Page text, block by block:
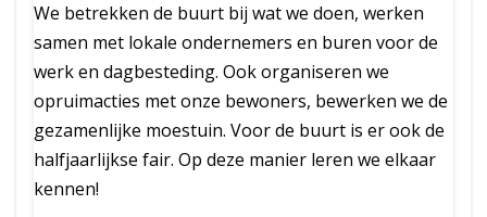
We betrekken de buurt bij wat we doen, werken
samen met lokale ondernemers en buren voor de
werk en dagbesteding. Ook organiseren we
opruimacties met onze bewoners, bewerken we de
gezamenlijke moestuin. Voor de buurt is er ook de
halfjaarlijkse fair. Op deze manier leren we elkaar
kennen!